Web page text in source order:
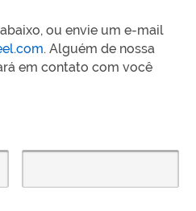
ou envie um e-mail
. Alguém de nossa
em contato com você